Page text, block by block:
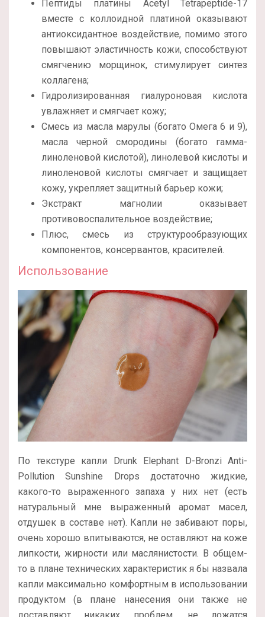
Пептиды платины Acetyl Tetrapeptide-17
вместе с коллоидной платиной оказывают
антиоксидантное воздействие, помимо этого
повышают эластичность кожи, способствуют
смягчению морщинок, стимулирует синтез
коллагена;
Гидролизированная гиалуроновая кислота
увлажняет и смягчает кожу;
Смесь из масла марулы (богато Омега 6 и 9),
масла черной смородины (богато гамма-
линоленовой кислотой), линолевой кислоты и
линоленовой кислоты смягчает и защищает
кожу, укрепляет защитный барьер кожи;
Экстракт магнолии оказывает
противовоспалительное воздействие;
Плюс, смесь из структурообразующих
компонентов, консервантов, красителей.
Использование
По текстуре капли Drunk Elephant D-Bronzi Anti-
Pollution Sunshine Drops достаточно жидкие,
какого-то выраженного запаха у них нет (есть
натуральный мне выраженный аромат масел,
отдушек в составе нет). Капли не забивают поры,
очень хорошо впитываются, не оставляют на коже
липкости, жирности или маслянистости. В общем-
то в плане технических характеристик я бы назвала
капли максимально комфортным в использовании
продуктом (в плане нанесения они также не
доставляют никаких проблем, не ложатся